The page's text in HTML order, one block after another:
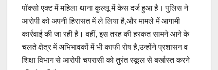
पॉक्सो एक्ट में महिला थाना कुल्लू में केस दर्ज हुआ है। पुलिस ने
आरोपी को अपनी हिरासत में ले लिया है,और मामले में आगामी
कार्रवाई की जा रही है। वहीं, इस तरह की हरकत सामने आने के
चलते क्षेत्र में अभिभावकों में भी काफी रोष है,उन्होंने प्रशासन व
शिक्षा विभाग से आरोपी चपरासी को तुरंत स्कूल से बर्खास्त करने